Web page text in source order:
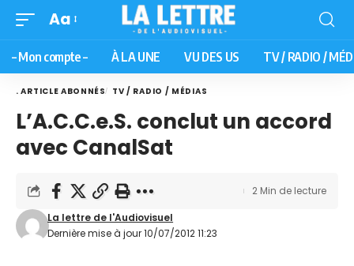
Aa
– Mon compte – À LA UNE VU DES US TV / RADIO /
. ARTICLE ABONNÉS TV / RADIO / MÉDIAS
L’A.C.C.e.S. conclut un accord
avec CanalSat
Dernière mise à jour 10/07/2012 11:23
La lettre de l'Audiovisuel
2 Min de lecture